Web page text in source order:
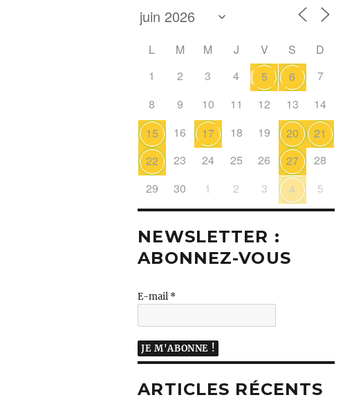
L M M J V S
D
1
2 3 4 5 6
7
8
9 10 11 12 13
14
15
16 17 18 19 20
21
22
23 24 25 26 27
28
29
30 1 2 3 4 5
NEWSLETTER :
ABONNEZ-VOUS
E-mail *
ARTICLES RÉCENTS